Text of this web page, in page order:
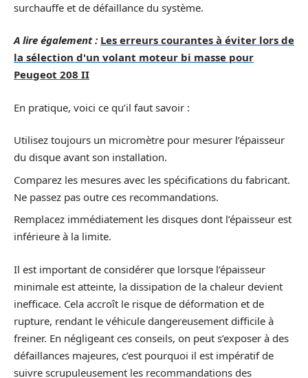
surchauffe et de défaillance du système.
A lire également : Les erreurs courantes à éviter lors de
la sélection d'un volant moteur bi masse pour
Peugeot 208 II
En pratique, voici ce qu’il faut savoir :
Utilisez toujours un micromètre pour mesurer l’épaisseur
du disque avant son installation.
Comparez les mesures avec les spécifications du fabricant.
Ne passez pas outre ces recommandations.
Remplacez immédiatement les disques dont l’épaisseur est
inférieure à la limite.
Il est important de considérer que lorsque l’épaisseur
minimale est atteinte, la dissipation de la chaleur devient
inefficace. Cela accroît le risque de déformation et de
rupture, rendant le véhicule dangereusement difficile à
freiner. En négligeant ces conseils, on peut s’exposer à des
défaillances majeures, c’est pourquoi il est impératif de
suivre scrupuleusement les recommandations des